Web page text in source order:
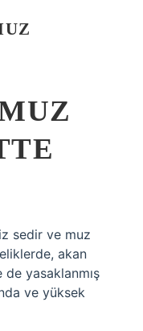
sedir ve muz
akan
de yasaklanmış
ve yüksek